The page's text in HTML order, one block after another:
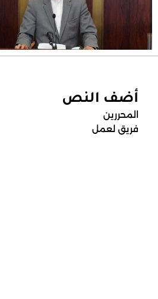
أضف النص
المحررين
فريق لعمل